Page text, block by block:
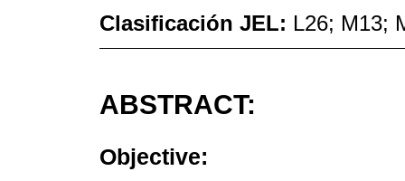
Clasificación JEL: L26; M13;
ABSTRACT:
Objective: